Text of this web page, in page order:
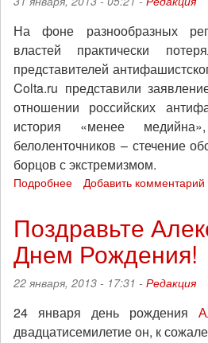
товарищам
связи
привлечением
его
качестве
свидетеля
делу
Харченко
На фоне разнообразных
властей практически
представителей
Colta.ru представили
отношении российских
история «менее
белоленточников – стечение
борцов с экстремизмом.
Подробнее
преследованиях
антифашистов
Добавить комментарий
Поздравьте
Днем Рождения!
22 января, 2013 - 17:31 - Редакция
24 января день рождения
двадцатисемилетие он, к